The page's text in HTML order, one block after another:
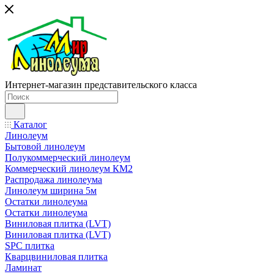
Интернет-магазин представительского класса
Каталог
Линолеум
Бытовой линолеум
Полукоммерческий линолеум
Коммерческий линолеум КМ2
Распродажа линолеума
Линолеум ширина 5м
Остатки линолеума
Остатки линолеума
Виниловая плитка (LVT)
Виниловая плитка (LVT)
SPC плитка
Кварцвиниловая плитка
Ламинат